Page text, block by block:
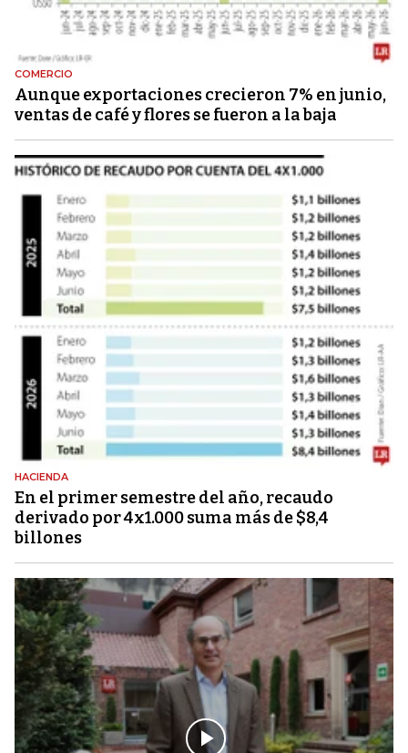
COMERCIO
Aunque exportaciones crecieron 7% en junio,
ventas de café y flores se fueron a la baja
HACIENDA
En el primer semestre del año, recaudo
derivado por 4x1.000 suma más de $8,4
billones